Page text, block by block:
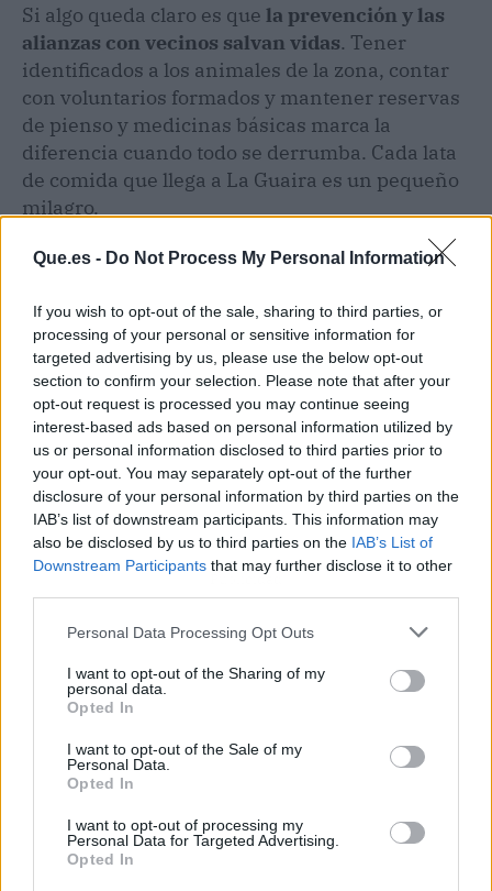
Que.es - Do Not Process My Personal Information
If you wish to opt-out of the sale, sharing to third parties, or
processing of your personal or sensitive information for
targeted advertising by us, please use the below opt-out
section to confirm your selection. Please note that after your
opt-out request is processed you may continue seeing
interest-based ads based on personal information utilized by
us or personal information disclosed to third parties prior to
your opt-out. You may separately opt-out of the further
disclosure of your personal information by third parties on the
IAB’s list of downstream participants. This information may
also be disclosed by us to third parties on the IAB’s List of
Downstream Participants that may further disclose it to other
Personal Data Processing Opt Outs
I want to opt-out of the Sharing of my
personal data.
Opted In
I want to opt-out of the Sale of my
Personal Data.
Opted In
I want to opt-out of processing my
Personal Data for Targeted Advertising.
Opted In
Si algo queda claro es que la prevención y las
alianzas con vecinos salvan vidas. Tener
identificados a los animales de la zona, contar
con voluntarios formados y mantener reservas
de pienso y medicinas básicas marca la
diferencia cuando todo se derrumba. Cada lata
de comida que llega a La Guaira es un pequeño
milagro.
Publicidad